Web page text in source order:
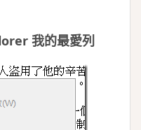
我的最愛列